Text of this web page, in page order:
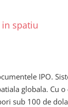
spatiu
IPO.
globala. Cu o
sub 100 de